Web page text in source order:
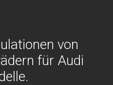
von
für Audi